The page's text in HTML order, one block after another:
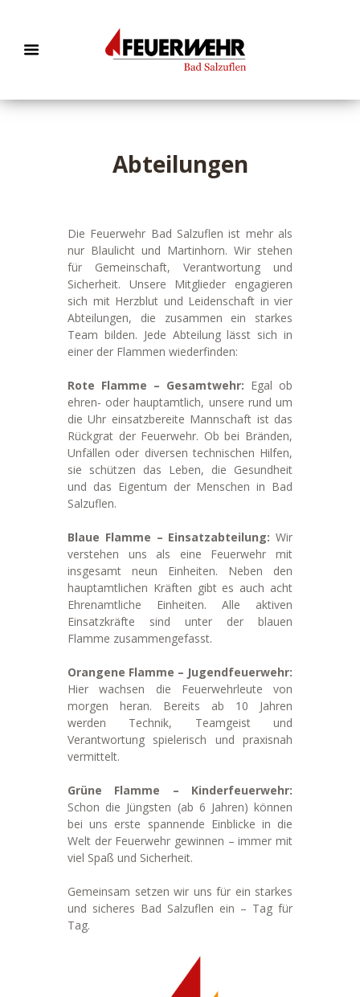
Abteilungen
Die Feuerwehr Bad Salzuflen ist mehr als
nur Blaulicht und Martinhorn. Wir stehen
für Gemeinschaft, Verantwortung und
Sicherheit. Unsere Mitglieder engagieren
sich mit Herzblut und Leidenschaft in vier
Abteilungen, die zusammen ein starkes
Team bilden. Jede Abteilung lässt sich in
einer der Flammen wiederfinden:
Rote Flamme – Gesamtwehr: Egal ob
ehren- oder hauptamtlich, unsere rund um
die Uhr einsatzbereite Mannschaft ist das
Rückgrat der Feuerwehr. Ob bei Bränden,
Unfällen oder diversen technischen Hilfen,
sie schützen das Leben, die Gesundheit
und das Eigentum der Menschen in Bad
Salzuflen.
Blaue Flamme – Einsatzabteilung: Wir
verstehen uns als eine Feuerwehr mit
insgesamt neun Einheiten. Neben den
hauptamtlichen Kräften gibt es auch acht
Ehrenamtliche Einheiten. Alle aktiven
Einsatzkräfte sind unter der blauen
Flamme zusammengefasst.
Orangene Flamme – Jugendfeuerwehr:
Hier wachsen die Feuerwehrleute von
morgen heran. Bereits ab 10 Jahren
werden Technik, Teamgeist und
Verantwortung spielerisch und praxisnah
vermittelt.
Grüne Flamme – Kinderfeuerwehr:
Schon die Jüngsten (ab 6 Jahren) können
bei uns erste spannende Einblicke in die
Welt der Feuerwehr gewinnen – immer mit
viel Spaß und Sicherheit.
Gemeinsam setzen wir uns für ein starkes
und sicheres Bad Salzuflen ein – Tag für
Tag.